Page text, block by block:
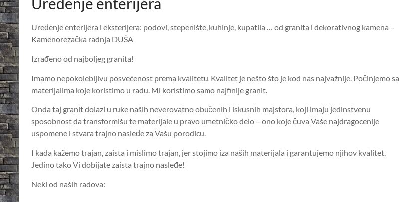
Uređenje enterijera
Uređenje enterijera i eksterijera: podovi, stepenište, kuhinje, kupatila … od granita i dekorativnog kamena –
Kamenorezačka radnja DUŠA
Izrađeno od najboljeg granita!
Imamo nepokolebljivu posvećenost prema kvalitetu. Kvalitet je nešto što je kod nas najvažnije. Počinjemo sa
materijalima koje koristimo u radu. Mi koristimo samo najfinije granit.
Onda taj granit dolazi u ruke naših neverovatno obučenih i iskusnih majstora, koji imaju jedinstvenu
sposobnost da transformišu te materijale u pravo umetničko delo – ono koje čuva Vaše najdragocenije
uspomene i stvara trajno nasleđe za Vašu porodicu.
I kada kažemo trajan, zaista i mislimo trajan, jer stojimo iza naših materijala i garantujemo njihov kvalitet.
Jedino tako Vi dobijate zaista trajno nasleđe!
Neki od naših radova: